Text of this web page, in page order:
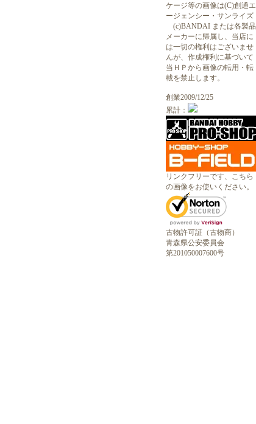
ケージ等の画像は(C)創通エ
ージェンシー・サンライズ
(c)BANDAI または各製品
メーカーに帰属し、当店に
は一切の権利はございませ
んが、作成権利に基づいて
当ＨＰから画像の転用・転
載を禁止します。
創業2009/12/25
累計：
リンクフリーです、こちら
の画像をお使いください。
古物許可証（古物商）
青森県公安委員会
第201050007600号